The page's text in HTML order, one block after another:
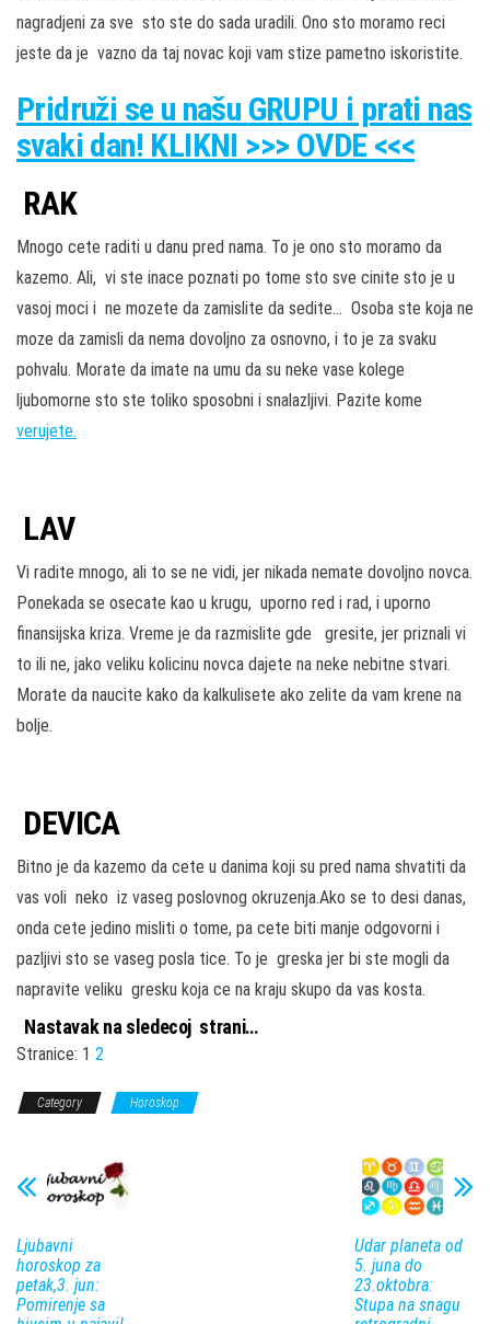
nagradjeni za sve sto ste do sada uradili. Ono sto moramo reci
jeste da je vazno da taj novac koji vam stize pametno iskoristite.
Pridruži se u našu GRUPU i prati nas
svaki dan! KLIKNI >>> OVDE <<<
RAK
Mnogo cete raditi u danu pred nama. To je ono sto moramo da
kazemo. Ali, vi ste inace poznati po tome sto sve cinite sto je u
vasoj moci i ne mozete da zamislite da sedite… Osoba ste koja ne
moze da zamisli da nema dovoljno za osnovno, i to je za svaku
pohvalu. Morate da imate na umu da su neke vase kolege
ljubomorne sto ste toliko sposobni i snalazljivi. Pazite kome
verujete.
LAV
Vi radite mnogo, ali to se ne vidi, jer nikada nemate dovoljno novca.
Ponekada se osecate kao u krugu, uporno red i rad, i uporno
finansijska kriza. Vreme je da razmislite gde gresite, jer priznali vi
to ili ne, jako veliku kolicinu novca dajete na neke nebitne stvari.
Morate da naucite kako da kalkulisete ako zelite da vam krene na
bolje.
DEVICA
Bitno je da kazemo da cete u danima koji su pred nama shvatiti da
vas voli neko iz vaseg poslovnog okruzenja.Ako se to desi danas,
onda cete jedino misliti o tome, pa cete biti manje odgovorni i
pazljivi sto se vaseg posla tice. To je greska jer bi ste mogli da
napravite veliku gresku koja ce na kraju skupo da vas kosta.
Nastavak na sledecoj strani…
Stranice: 1 2
Category Horoskop
Ljubavni
horoskop za
petak,3. jun:
Pomirenje sa
Udar planeta od
5. juna do
23.oktobra:
Stupa na snagu